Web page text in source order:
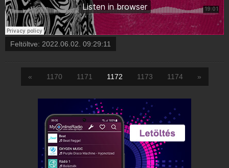
Feltöltve: 2022.06.02. 09:29:11
« 1170 1171 1172 1173 1174 »